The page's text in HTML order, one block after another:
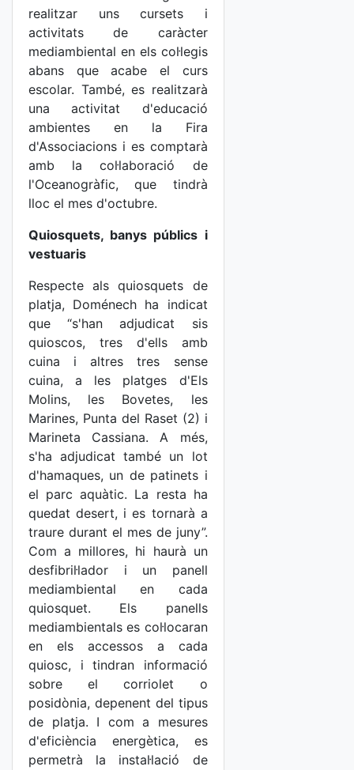
realitzar uns cursets i
activitats de caràcter
mediambiental en els col·legis
abans que acabe el curs
escolar. També, es realitzarà
una activitat d'educació
ambientes en la Fira
d'Associacions i es comptarà
amb la col·laboració de
l'Oceanogràfic, que tindrà
lloc el mes d'octubre.
Quiosquets, banys públics i
vestuaris
Respecte als quiosquets de
platja, Doménech ha indicat
que “s'han adjudicat sis
quioscos, tres d'ells amb
cuina i altres tres sense
cuina, a les platges d'Els
Molins, les Bovetes, les
Marines, Punta del Raset (2) i
Marineta Cassiana. A més,
s'ha adjudicat també un lot
d'hamaques, un de patinets i
el parc aquàtic. La resta ha
quedat desert, i es tornarà a
traure durant el mes de juny”.
Com a millores, hi haurà un
desfibril·lador i un panell
mediambiental en cada
quiosquet. Els panells
mediambientals es col·locaran
en els accessos a cada
quiosc, i tindran informació
sobre el corriolet o
posidònia, depenent del tipus
de platja. I com a mesures
d'eficiència energètica, es
permetrà la instal·lació de